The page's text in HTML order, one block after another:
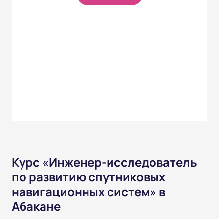
Курс «Инженер-исследователь
по развитию спутниковых
навигационных систем» в
Абакане